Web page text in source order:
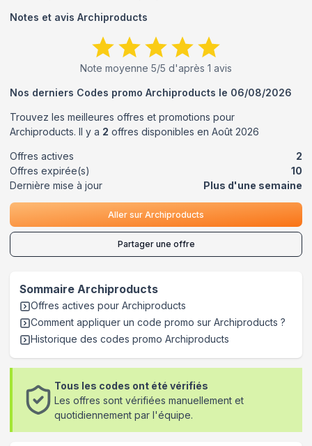
Notes et avis Archiproducts
Note moyenne 5/5 d'après 1 avis
Nos derniers Codes promo Archiproducts le 06/08/2026
Trouvez les meilleures offres et promotions pour
Archiproducts. Il y a 2 offres disponibles en Août 2026
Offres actives
2
Offres expirée(s)
10
Dernière mise à jour
Plus d'une semaine
Aller sur Archiproducts
Partager une offre
Sommaire Archiproducts
Offres actives pour Archiproducts
Comment appliquer un code promo sur Archiproducts ?
Historique des codes promo Archiproducts
Tous les codes ont été vérifiés
Les offres sont vérifiées manuellement et
quotidiennement par l'équipe.